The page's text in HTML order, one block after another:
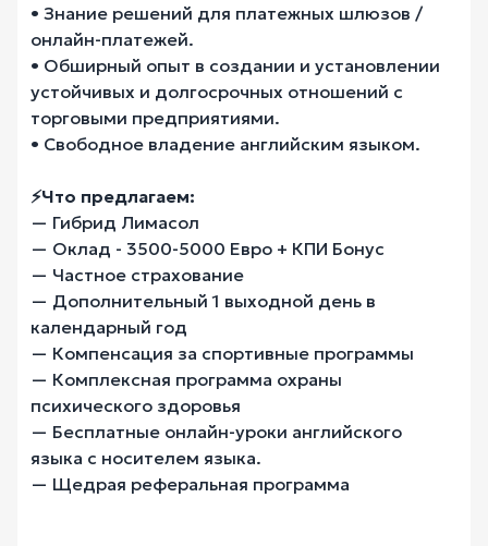
• Знание решений для платежных шлюзов /
онлайн-платежей.
• Обширный опыт в создании и установлении
устойчивых и долгосрочных отношений с
торговыми предприятиями.
• Свободное владение английским языком.
⚡️Что предлагаем:
— Гибрид Лимасол
— Оклад - 3500-5000 Евро + КПИ Бонус
— Частное страхование
— Дополнительный 1 выходной день в
календарный год
— Компенсация за спортивные программы
— Комплексная программа охраны
психического здоровья
— Бесплатные онлайн-уроки английского
языка с носителем языка.
— Щедрая реферальная программа